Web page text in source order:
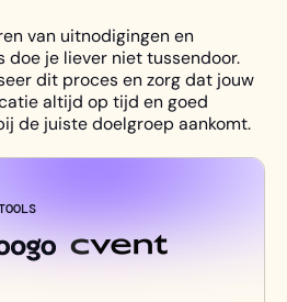
van uitnodigingen en
doe je liever niet tussendoor.
dit proces en zorg dat jouw
altijd op tijd en goed
de juiste doelgroep aankomt.